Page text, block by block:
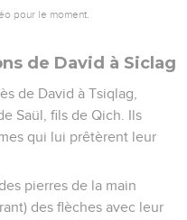
pour le moment.
de David à Siclag
de David à Tsiqlag,
Saül, fils de Qich. Ils
qui lui prêtèrent leur
pierres de la main
des flèches avec leur